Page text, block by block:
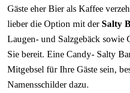
Gäste eher Bier als Kaffee
lieber die Option mit derSalty
Laugen- und Salzgebäck sowie
Sie bereit. Eine Candy- Salty
Mitgebsel für Ihre Gäste sein,
Namensschilder dazu.